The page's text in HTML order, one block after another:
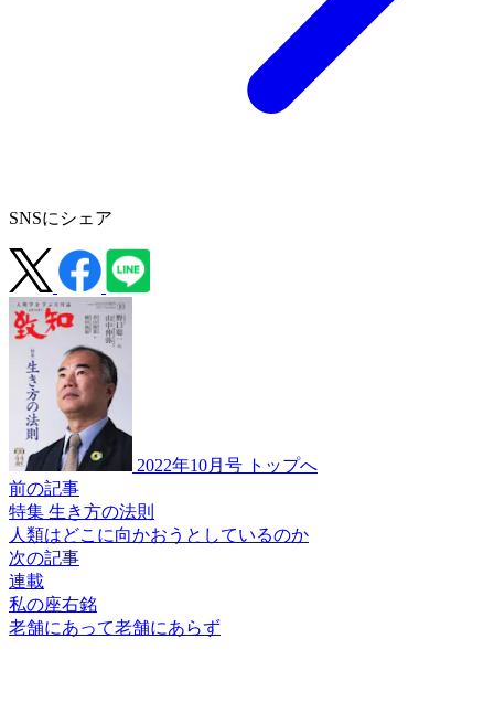
SNSにシェア
2022年10月号 トップへ
前の記事
特集 生き方の法則
人類はどこに向かおうと しているのか
次の記事
連載
私の座右銘
老舗にあって老舗にあらず